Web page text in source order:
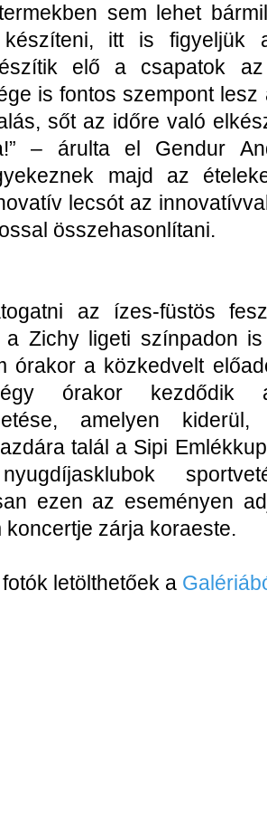
sem lehet
itt is figyeljük
elő a csapatok
is fontos szempont
sőt az időre való
– árulta el Gendur
majd az
lecsót az
összehasonlítani.
az ízes-füstös
a Zichy ligeti színpadon
órakor a közkedvelt
órakor kezdődik
amelyen
talál a Sipi
ezen az eseményen
koncertje zárja koraeste.
letölthetőek a